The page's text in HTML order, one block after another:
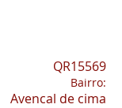
QR15569
Bairro:
Avencal de cima